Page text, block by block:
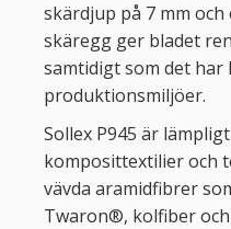
skärdjup på 7 mm
skäregg ger bladet
samtidigt som det har
produktionsmiljöer.
Sollex P945 är
komposittextilier och
vävda aramidfibrer
Twaron®, kolfiber och